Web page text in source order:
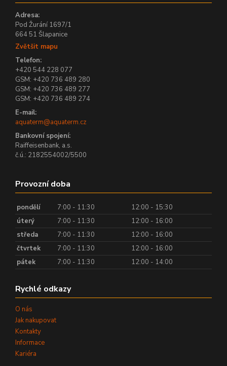
Adresa:
Pod Žurání 1697/1
664 51 Šlapanice
Zvětšit mapu
Telefon:
+420 544 228 077
GSM: +420 736 489 280
GSM: +420 736 489 277
GSM: +420 736 489 274
E-mail:
aquaterm@aquaterm.cz
Bankovní spojení:
Raiffeisenbank, a.s.
č.ú.: 2182554002/5500
Provozní doba
pondělí 7:00 - 11:30
12:00 - 15:30
úterý
7:00 - 11:30
12:00 - 16:00
středa
7:00 - 11:30
12:00 - 16:00
čtvrtek
7:00 - 11:30
12:00 - 16:00
pátek
7:00 - 11:30 12:00 - 14:00
Rychlé odkazy
O nás
Jak nakupovat
Kontakty
Informace
Kariéra